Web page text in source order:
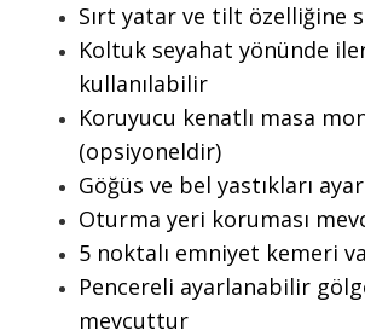
Sırt yatar ve tilt özelliğine
Koltuk seyahat yönünde
kullanılabilir
Koruyucu kenatlı masa
(opsiyoneldir)
Göğüs ve bel yastıkları
Oturma yeri koruması
5 noktalı emniyet kemeri
Pencereli ayarlanabilir
mevcuttur